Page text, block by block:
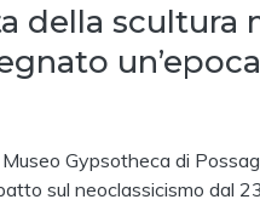
della scultura
un’epoca
Gypsotheca di
sul neoclassicismo dal